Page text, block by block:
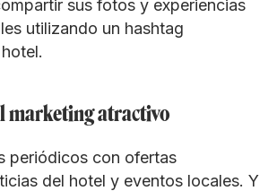
sus fotos y experiencias
utilizando un hashtag
marketing atractivo
periódicos con ofertas
del hotel y eventos locales. Y